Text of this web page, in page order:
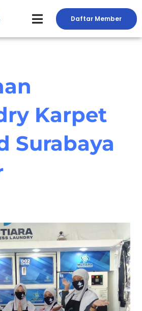
Daftar Member
Karpet
Surabaya